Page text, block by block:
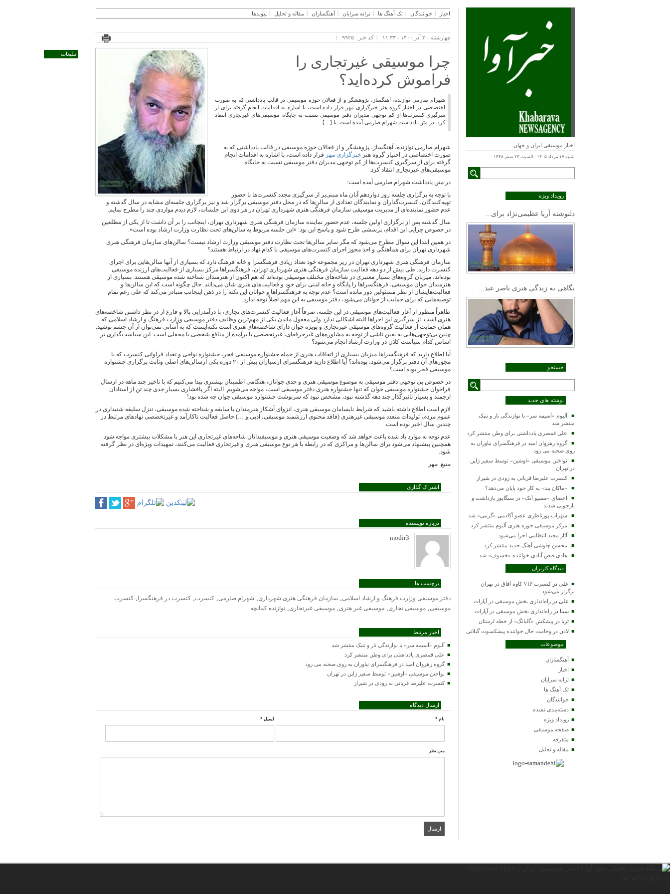
اخبار موسیقی ایران و جهان
شنبه ۱۷ مرداد ۱۴۰۵ - السبت ۲۳ صفر ۱۴۴۸
رویداد ویژه
دلنوشته آریا عظیمی‌نژاد برای...
نگاهی به زندگی هنری ناصر عبد...
جستجو
نوشته های جدید
آلبوم «آسیمه سر» با نوازندگی تار و تنبک
منتشر شد
علی قمصری یادداشتی برای وطن منتشر کرد
گروه رهروان امید در فرهنگسرای نیاوران به
روی صحنه می رود
نواختن موسیقی «اوشین» توسط سفیر ژاپن
در تهران
کنسرت علیرضا قربانی به زودی در شیراز
«ماکان بند» به کار خود پایان می‌دهد؟
اعضای «مسیو اَتک» در سنگاپور بازداشت و
بازجویی شدند
سهراب پورناظری عضو آکادمی «گرمی» شد
مرکز موسیقی حوزه هنری آلبوم منتشر کرد
آثار مجید انتظامی اجرا می‌شود
محسن چاوشی آهنگ جدید منتشر کرد
هادی فیض آبادی خواننده «خسوف» شد
دیدگاه کاربران
علی در
کنسرت VIP کاوه آفاق در تهران
برگزار می‌شود
علی در راه‌اندازی بخش موسیقی در آپارات
سینا در راه‌اندازی بخش موسیقی در آپارات
ثریا در پیشکش «گلبانگ» از خطه لرستان
لادن در وخامت حال خواننده پیشکسوت گیلانی
موضوعات
آهنگسازان
اخبار
ترانه سرایان
تک آهنگ ها
خوانندگان
دسته‌بندی نشده
رویداد ویژه
صفحه موسیقی
متفرقه
مقاله و تحلیل
اخبار خوانندگان تک آهنگ ها ترانه سرایان آهنگسازان مقاله و تحلیل پیوندها
چهارشنبه - ۳ آذر ۱۴۰۰ - ۱۱:۳۳ کد خبر : ۹۹۲۵
چرا موسیقی غیرتجاری را
فراموش کرده‌اید؟
شهرام صارمی نوازنده، آهنگساز، پژوهشگر و از فعالان حوزه موسیقی در قالب یادداشتی که به صورت
اختصاصی در اختیار گروه هنر خبرگزاری مهر قرار داده است، با اشاره به اقدامات انجام گرفته برای از
سرگیری کنسرت‌ها از کم توجهی مدیران دفتر موسیقی نسبت به جایگاه موسیقی‌های غیرتجاری انتقاد
کرد. در متن یادداشت شهرام صارمی آمده است: با […]
شهرام صارمی نوازنده، آهنگساز، پژوهشگر و از فعالان حوزه موسیقی در قالب یادداشتی که به
صورت اختصاصی در اختیار گروه هنر خبرگزاری مهر قرار داده است، با اشاره به اقدامات انجام
گرفته برای از سرگیری کنسرت‌ها از کم توجهی مدیران دفتر موسیقی نسبت به جایگاه
موسیقی‌های غیرتجاری انتقاد کرد.
در متن یادداشت شهرام صارمی آمده است:
با توجه به برگزاری جلسه روز دوازدهم آبان ماه مبنی‌بر از سرگیری مجدد کنسرت‌ها با حضور
تهیه‌کنندگان، کنسرت‌گذاران و نمایندگان تعدادی از سالن‌ها که در محل دفتر موسیقی برگزار شد و نیز برگزاری جلسه‌ای مشابه در سال گذشته و
عدم حضور نماینده‌ای از مدیریت موسیقی سازمان فرهنگی هنری شهرداری تهران در هر دوی این جلسات، لازم دیدم مواردی چند را مطرح نمایم.
سال گذشته پس از برگزاری اولین جلسه، عدم حضور نماینده سازمان فرهنگی هنری شهرداری تهران، اینجانب را بر آن داشت تا از یکی از مطلعین
در خصوص چرایی این اقدام، پرسشی طرح شود و پاسخ این بود: «این جلسه مربوط به سالن‌های تحت نظارت وزارت ارشاد بوده است».
در همین ابتدا این سوال مطرح می‌شود که مگر سایر سالن‌ها تحت نظارت دفتر موسیقی وزارت ارشاد نیست؟ سالن‌های سازمان فرهنگی هنری
شهرداری تهران برای هماهنگی و اخذ مجوز اجرای کنسرت‌های موسیقی با کدام نهاد در ارتباط هستند؟
سازمان فرهنگی هنری شهرداری تهران در زیر مجموعه خود تعداد زیادی فرهنگسرا و خانه فرهنگ دارد که بسیاری از آنها سالن‌هایی برای اجرای
کنسرت دارند. طی بیش از دو دهه فعالیت سازمان فرهنگی هنری شهرداری تهران، فرهنگسراها مرکز بسیاری از فعالیت‌های ارزنده موسیقی
بوده‌اند، میزبان گروه‌های بسیار معتبری در شاخه‌های مختلف موسیقی بوده‌اند که هم اکنون از هنرمندان شناخته شده موسیقی هستند. بسیاری از
هنرمندان جوان موسیقی، فرهنگسراها را پایگاه و خانه امنی برای خود و فعالیت‌های هنری شان می‌دانند. حال چگونه است که این سالن‌ها و
فعالیت‌هایشان از نظر مسئولین دور مانده است؟ عدم توجه به فرهنگسراها و جوانان این نکته را در ذهن اینجانب متبادر می‌کند که علی رغم تمام
توصیه‌هایی که برای حمایت از جوانان می‌شود، دفتر موسیقی به این مهم اصلاً توجه ندارد.
ظاهراً منظور از آغاز فعالیت‌های موسیقی در این جلسه، صرفاً آغاز فعالیت کنسرت‌های تجاری، با درآمدزایی بالا و فارغ از در نظر داشتن شاخصه‌های
هنری است. از سرگیری این اجراها البته اشکالی ندارد ولی مغفول ماندن یکی از مهم‌ترین وظایف دفتر موسیقی وزارت فرهنگ و ارشاد اسلامی که
همان حمایت از فعالیت گروه‌های موسیقی غیرتجاری و بویژه جوان دارای شاخصه‌های هنری است نکته‌ایست که به آسانی نمی‌توان از آن چشم پوشید.
چنین بی‌توجهی‌هایی به یقین ناشی از توجه به مشاوره‌های غیرحرفه‌ای، غیرتخصصی یا برآمده از منافع شخصی یا محفلی است. این سیاست‌گذاری بر
اساس کدام سیاست کلان در وزارت ارشاد انجام می‌شود؟
آیا اطلاع دارید که فرهنگسراها میزبان بسیاری از اتفاقات هنری از جمله جشنواره موسیقی فجر، جشنواره نواحی و تعداد فراوانی کنسرت که با
مجوزهای آن دفتر برگزار می‌شود، بوده‌اند؟ آیا اطلاع دارید فرهنگسرای ارسباران بیش از ۲۰ دوره یکی ازسالن‌های اصلی وثابت برگزاری جشنواره
موسیقی فجر بوده است؟
در خصوص بی توجهی دفتر موسیقی به موضوع موسیقی هنری و جدی جوانان، هنگامی اطمینان بیشتری پیدا می‌کنیم که با تاخیر چند ماهه در ارسال
فراخوان جشنواره موسیقی جوان که تنها جشنواره هنری دفتر موسیقی است، مواجه می‌شویم. البته اگر پافشاری بسیار جدی چند تن از استادان
ارجمند و بسیار تاثیرگذار چند دهه گذشته نبود، مشخص نبود که سرنوشت جشنواره موسیقی جوان چه شده بود!
لازم است اطلاع داشته باشید که شرایط نابسامان موسیقی هنری، انزوای آشکار هنرمندان با سابقه و شناخته شده موسیقی، تنزل سلیقه شنیداری در
عموم مردم، تولیدات متعدد موسیقی غیرهنری (فاقد محتوی ارزشمند موسیقی، ادبی و …) حاصل فعالیت ناکارآمد و غیرتخصصی نهادهای مرتبط در
چندین سال اخیر بوده است.
عدم توجه به موارد یاد شده باعث خواهد شد که وضعیت موسیقی هنری و موسیقیدانان شاخه‌های غیرتجاری این هنر با مشکلات بیشتری مواجه شود.
همچنین پیشنهاد می‌شود برای سالن‌ها و مراکزی که در رابطه با هر نوع موسیقی هنری و غیرتجاری فعالیت می‌کنند، تمهیدات ویژه‌ای در نظر گرفته
شود.
منبع: مهر
اشتراک گذاری
درباره نویسنده
modir3
برچسب ها
دفتر موسیقی وزارت فرهنگ و ارشاد اسلامی, سازمان فرهنگی هنری شهرداری, شهرام صارمی, کنسرت, کنسرت در فرهنگسرا , کنسرت
موسیقی, موسیقی تجاری, موسیقی غیر هنری, موسیقی غیرتجاری, نوازنده کمانچه
اخبار مرتبط
آلبوم «آسیمه سر» با نوازندگی تار و تنبک منتشر شد
علی قمصری یادداشتی برای وطن منتشر کرد
گروه رهروان امید در فرهنگسرای نیاوران به روی صحنه می رود
نواختن موسیقی «اوشین» توسط سفیر ژاپن در تهران
کنسرت علیرضا قربانی به زودی در شیراز
ارسال دیدگاه
نام * ایمیل *
متن نظر
تبلیغات